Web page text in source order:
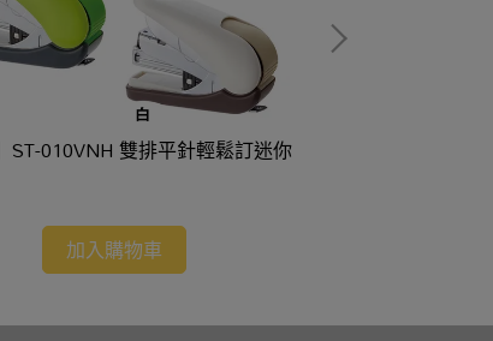
ST-010VNH 雙排平針輕鬆訂迷你
加入購物車